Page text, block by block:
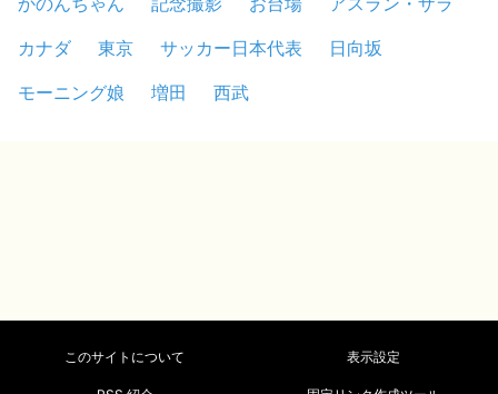
カナダ
東京 サッカー日本代表
日向坂
モーニング娘
増田 西武
このサイトについて 表示設定